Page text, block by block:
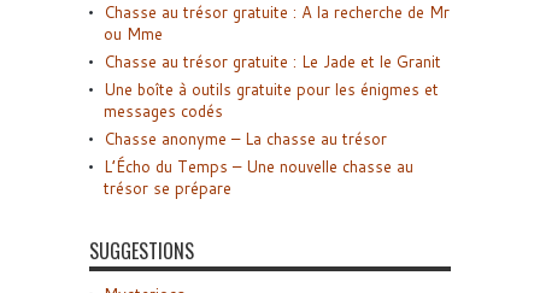
Chasse au trésor gratuite : A la recherche de Mr
ou Mme
Chasse au trésor gratuite : Le Jade et le Granit
Une boîte à outils gratuite pour les énigmes et
messages codés
Chasse anonyme – La chasse au trésor
L’Écho du Temps – Une nouvelle chasse au
trésor se prépare
SUGGESTIONS